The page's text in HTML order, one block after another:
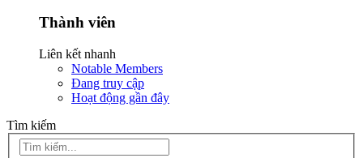
Thành viên
Liên kết nhanh
Notable Members
Đang truy cập
Hoạt động gần đây
Tìm kiếm